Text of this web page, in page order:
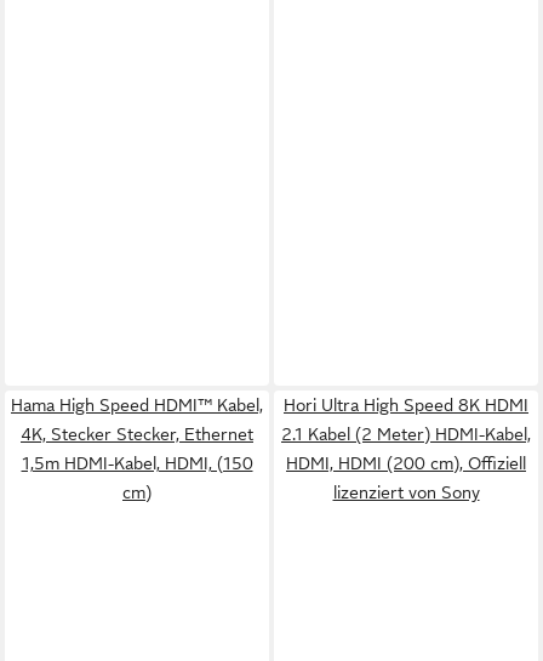
Hama High Speed HDMI™ Kabel,
4K, Stecker Stecker, Ethernet
1,5m HDMI-Kabel, HDMI, (150
cm)
Hori Ultra High Speed 8K HDMI
2.1 Kabel (2 Meter) HDMI-Kabel,
HDMI, HDMI (200 cm), Offiziell
lizenziert von Sony